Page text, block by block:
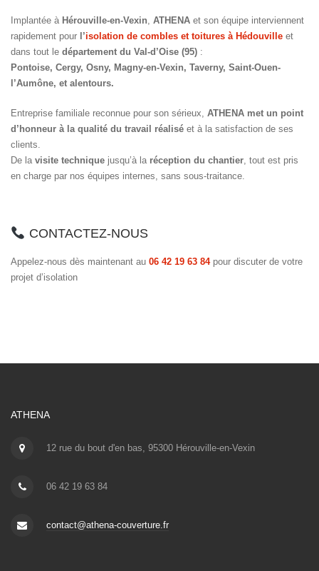
Implantée à Hérouville-en-Vexin, ATHENA et son équipe interviennent
rapidement pour l’isolation de combles et toitures à Hédouville et
dans tout le département du Val-d’Oise (95) :
Pontoise, Cergy, Osny, Magny-en-Vexin, Taverny, Saint-Ouen-
l’Aumône, et alentours.
Entreprise familiale reconnue pour son sérieux, ATHENA met un point
d’honneur à la qualité du travail réalisé et à la satisfaction de ses
clients.
De la visite technique jusqu’à la réception du chantier , tout est pris
en charge par nos équipes internes, sans sous-traitance.
CONTACTEZ-NOUS
Appelez-nous dès maintenant au 06 42 19 63 84pour discuter de votre
projet d’isolation
ATHENA
12 rue du bout d'en bas, 95300 Hérouville-en-Vexin
06 42 19 63 84
contact@athena-couverture.fr